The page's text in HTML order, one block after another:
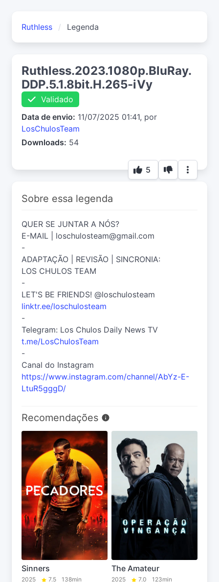
Ruthless Legenda
Ruthless.2023.1080p.BluRay.
DDP.5.1.8bit.H.265-iVy
Validado
Data de envio: 11/07/2025 01:41, por
LosChulosTeam
Downloads: 54
5
Sobre essa legenda
QUER SE JUNTAR A NÓS?
E-MAIL | loschulosteam@gmail.com
-
ADAPTAÇÃO | REVISÃO | SINCRONIA:
LOS CHULOS TEAM
-
LET'S BE FRIENDS! @loschulosteam
linktr.ee/loschulosteam
-
Telegram: Los Chulos Daily News TV
t.me/LosChulosTeam
-
Canal do Instagram
https://www.instagram.com/channel/AbYz-E-
LtuR5gggD/
Recomendações
Sinners
2025 7.5 138min
The Amateur
2025 7.0 123min